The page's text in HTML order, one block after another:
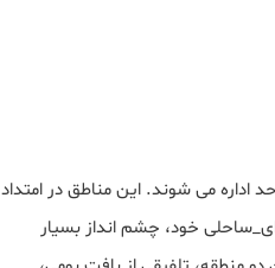
اداره می‌ شوند. این مناطق در امتداد
خود، چشم‌ انداز بسیار